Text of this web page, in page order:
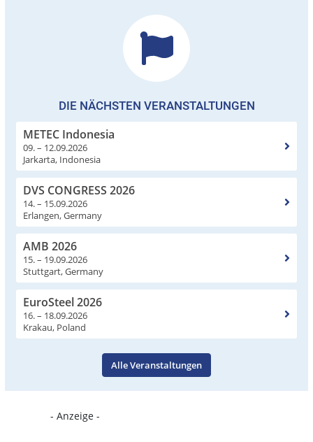
DIE NÄCHSTEN VERANSTALTUNGEN
METEC Indonesia
09. – 12.09.2026
Jarkarta, Indonesia
DVS CONGRESS 2026
14. – 15.09.2026
Erlangen, Germany
AMB 2026
15. – 19.09.2026
Stuttgart, Germany
EuroSteel 2026
16. – 18.09.2026
Krakau, Poland
Alle Veranstaltungen
- Anzeige -